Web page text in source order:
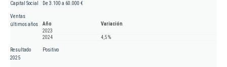
Capital Social De 3.100 a 60.000 €
Ventas
últimos años
Año
Variación
2023
2024
4,5 %
Resultado
2025
Positivo